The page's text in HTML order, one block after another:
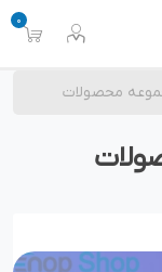
0
محصولات